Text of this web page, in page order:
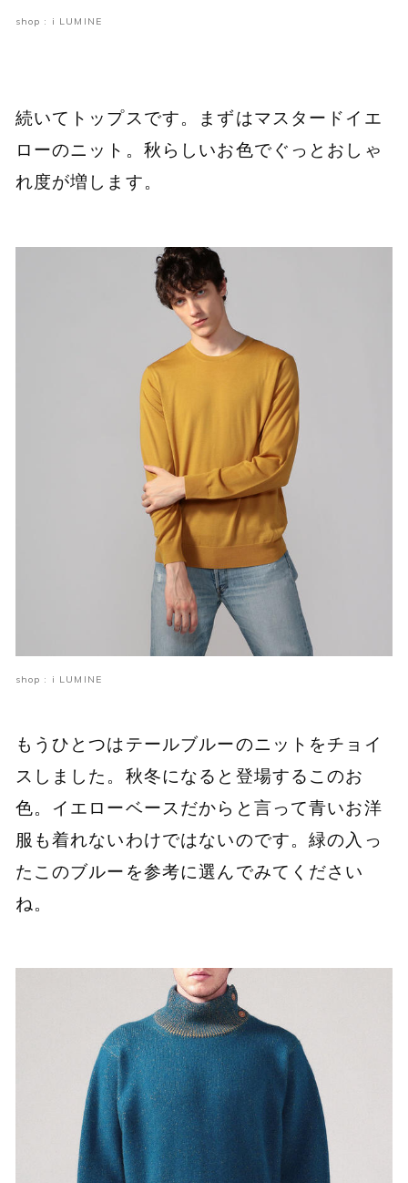
shop : i LUMINE
続いてトップスです。まずはマスタードイエ
ローのニット。秋らしいお色でぐっとおしゃ
れ度が増します。
shop : i LUMINE
もうひとつはテールブルーのニットをチョイ
スしました。秋冬になると登場するこのお
色。イエローベースだからと言って青いお洋
服も着れないわけではないのです。緑の入っ
たこのブルーを参考に選んでみてください
ね。